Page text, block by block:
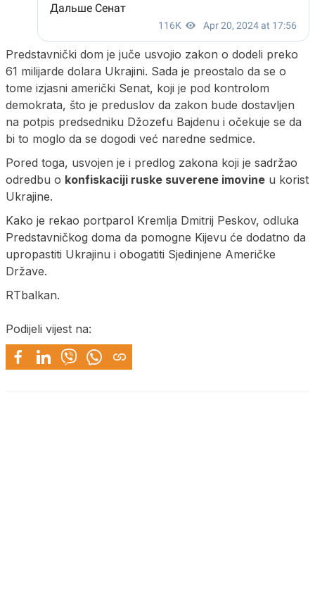
Predstavnički dom je juče usvojio zakon o dodeli preko
61 milijarde dolara Ukrajini. Sada je preostalo da se o
tome izjasni američki Senat, koji je pod kontrolom
demokrata, što je preduslov da zakon bude dostavljen
na potpis predsedniku Džozefu Bajdenu i očekuje se da
bi to moglo da se dogodi već naredne sedmice.
Pored toga, usvojen je i predlog zakona koji je sadržao
odredbu o konfiskaciji ruske suverene imovine u korist
Ukrajine.
Kako je rekao portparol Kremlja Dmitrij Peskov, odluka
Predstavničkog doma da pomogne Kijevu će dodatno da
upropastiti Ukrajinu i obogatiti Sjedinjene Američke
Države.
RTbalkan.
Podijeli vijest na: